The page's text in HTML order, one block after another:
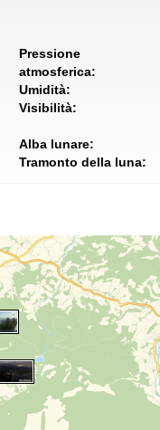
Pressione
atmosferica:
Umidità:
Visibilità:
Alba lunare:
Tramonto della luna: